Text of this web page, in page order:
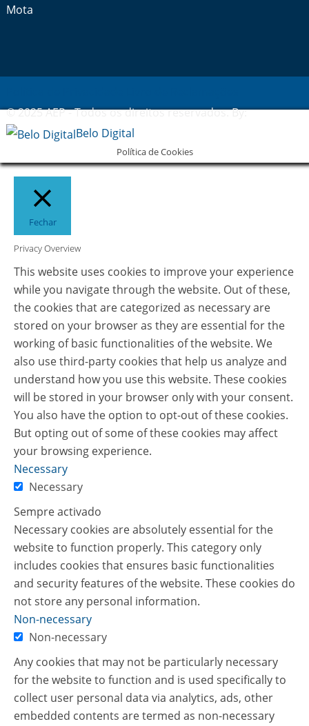
Mota
© 2025 AEP - Todos os direitos reservados. By:
Belo Digital
Política de Cookies
Fechar
Privacy Overview
This website uses cookies to improve your experience
while you navigate through the website. Out of these,
the cookies that are categorized as necessary are
stored on your browser as they are essential for the
working of basic functionalities of the website. We
also use third-party cookies that help us analyze and
understand how you use this website. These cookies
will be stored in your browser only with your consent.
You also have the option to opt-out of these cookies.
But opting out of some of these cookies may affect
your browsing experience.
Necessary
Necessary
Sempre activado
Necessary cookies are absolutely essential for the
website to function properly. This category only
includes cookies that ensures basic functionalities
and security features of the website. These cookies do
not store any personal information.
Non-necessary
Non-necessary
Any cookies that may not be particularly necessary
for the website to function and is used specifically to
collect user personal data via analytics, ads, other
embedded contents are termed as non-necessary